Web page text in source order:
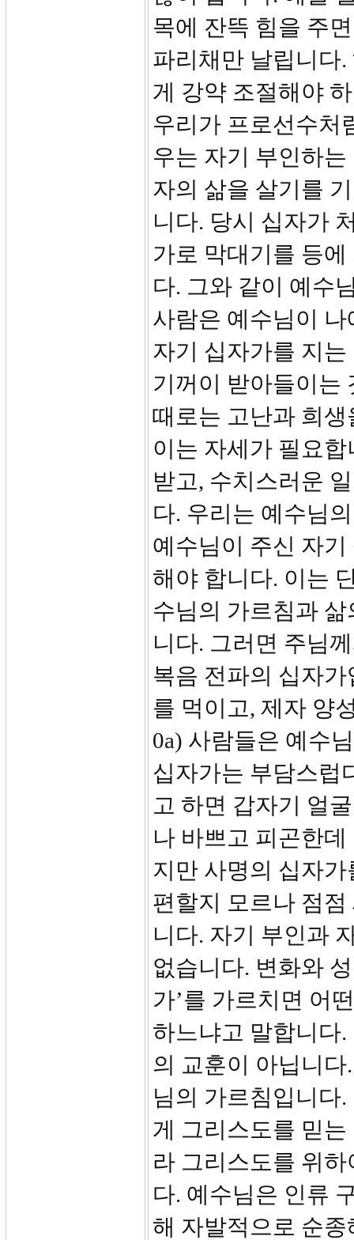
목에 잔뜩 힘을 주
파리채만 날립니다
게 강약 조절해야
우리가 프로선수처
우는 자기 부인하
자의 삶을 살기를
니다. 당시 십자가
가로 막대기를 등
다. 그와 같이 예수
사람은 예수님이
자기 십자가를 지
기꺼이 받아들이는
때로는 고난과 희
이는 자세가 필요
받고, 수치스러운
다. 우리는 예수님
예수님이 주신 자
해야 합니다. 이는
수님의 가르침과
니다. 그러면 주님
복음 전파의 십자
를 먹이고, 제자 양
0a) 사람들은 예수
십자가는 부담스럽
고 하면 갑자기 얼
나 바쁘고 피곤한
지만 사명의 십자
편할지 모르나 점
니다. 자기 부인과
없습니다. 변화와
가’를 가르치면 어
하느냐고 말합니다.
의 교훈이 아닙니
님의 가르침입니다
게 그리스도를 믿
라 그리스도를 위
다. 예수님은 인류
해 자발적으로 순